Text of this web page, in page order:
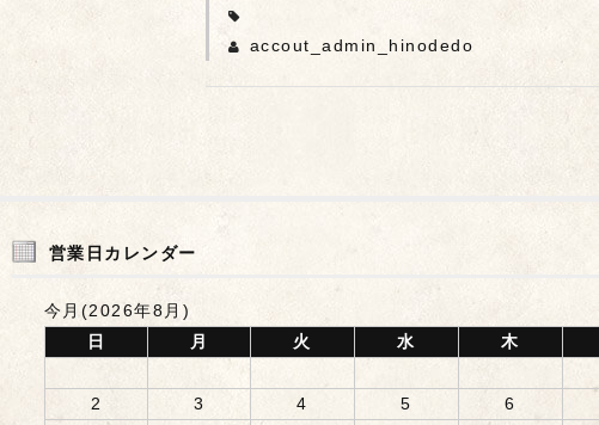
accout_admin_hinodedo
営業日カレンダー
今月(2026年8月)
日
月 火 水 木
2
3 4 5 6